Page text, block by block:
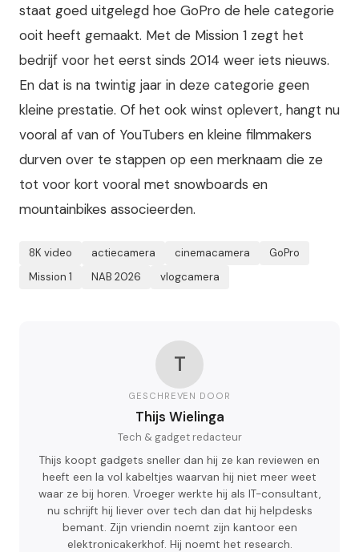
staat goed uitgelegd hoe GoPro de hele categorie
ooit heeft gemaakt. Met de Mission 1 zegt het
bedrijf voor het eerst sinds 2014 weer iets nieuws.
En dat is na twintig jaar in deze categorie geen
kleine prestatie. Of het ook winst oplevert, hangt nu
vooral af van of YouTubers en kleine filmmakers
durven over te stappen op een merknaam die ze
tot voor kort vooral met snowboards en
mountainbikes associeerden.
8K video actiecamera cinemacamera
GoPro
Mission 1
NAB 2026 vlogcamera
T
GESCHREVEN DOOR
Thijs Wielinga
Tech & gadget redacteur
Thijs koopt gadgets sneller dan hij ze kan reviewen en
heeft een la vol kabeltjes waarvan hij niet meer weet
waar ze bij horen. Vroeger werkte hij als IT-consultant,
nu schrijft hij liever over tech dan dat hij helpdesks
bemant. Zijn vriendin noemt zijn kantoor een
elektronicakerkhof. Hij noemt het research.